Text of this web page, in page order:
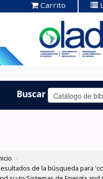
-
Carrito
Buscar
›
de la búsqueda para